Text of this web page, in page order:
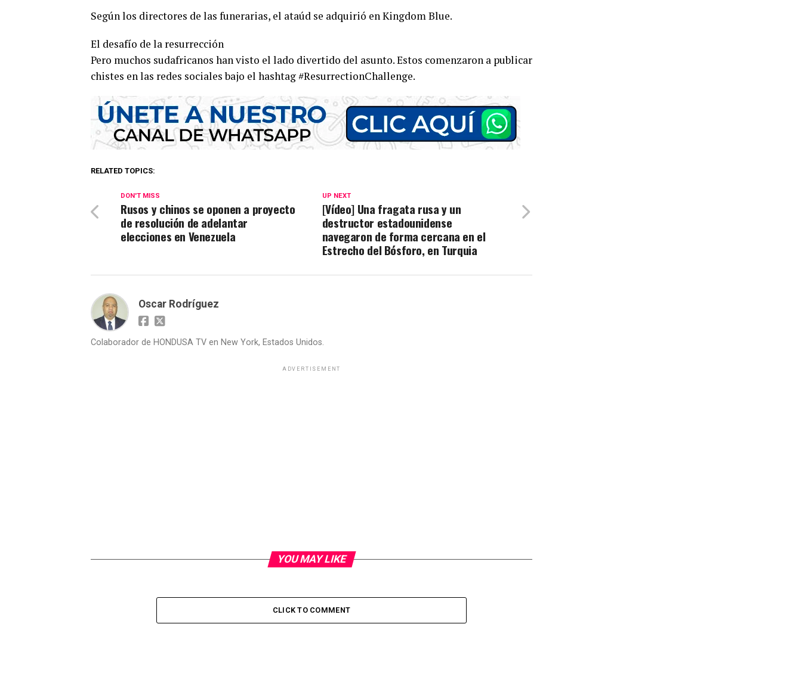
Según los directores de las funerarias, el ataúd se adquirió en Kingdom Blue.
El desafío de la resurrección
Pero muchos sudafricanos han visto el lado divertido del asunto. Estos comenzaron a publicar
chistes en las redes sociales bajo el hashtag #ResurrectionChallenge.
RELATED TOPICS:
UP NEXT
[Vídeo] Una fragata rusa y un
destructor estadounidense
navegaron de forma cercana en el
Estrecho del Bósforo, en Turquia
DON'T MISS
Rusos y chinos se oponen a proyecto
de resolución de adelantar
elecciones en Venezuela
Oscar Rodríguez
Colaborador de HONDUSA TV en New York, Estados Unidos.
ADVERTISEMENT
YOU MAY LIKE
CLICK TO COMMENT